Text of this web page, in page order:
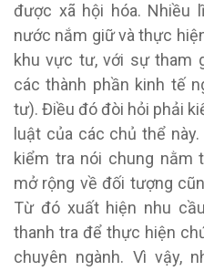
được xã hội hóa. Nhiều
nước nắm giữ và thực
khu vực tư, với sự tham
các thành phần kinh tế
tư). Điều đó đòi hỏi phải
luật của các chủ thể
kiểm tra nói chung nằm
mở rộng về đối tượng
Từ đó xuất hiện nhu
thanh tra để thực hiện
chuyên ngành. Vì vậy,